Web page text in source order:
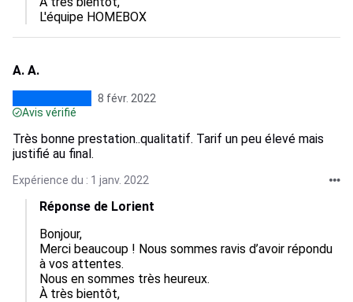
A. A.
8 févr. 2022
Avis vérifié
Très bonne prestation..qualitatif. Tarif un peu élevé mais
justifié au final.
Expérience du : 1 janv. 2022
Réponse de Lorient
Bonjour,
Merci beaucoup ! Nous sommes ravis d’avoir répondu
à vos attentes.
Nous en sommes très heureux.
À très bientôt,